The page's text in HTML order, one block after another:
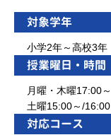
対象学年
小学2年～高校3年
授業曜日・時間
月曜・木曜17:00
土曜15:00～/
対応コース